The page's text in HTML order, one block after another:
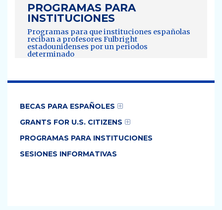
PROGRAMAS PARA
INSTITUCIONES
Programas para que instituciones españolas
reciban a profesores Fulbright
estadounidenses por un periodos
determinado
BECAS PARA ESPAÑOLES
GRANTS FOR U.S. CITIZENS
PROGRAMAS PARA INSTITUCIONES
SESIONES INFORMATIVAS